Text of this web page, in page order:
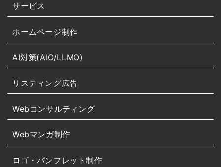
サービス
ホームページ制作
AI対策(AIO/LLMO)
リスティング広告
Webコンサルティング
Webマンガ制作
ロゴ・パンフレット制作